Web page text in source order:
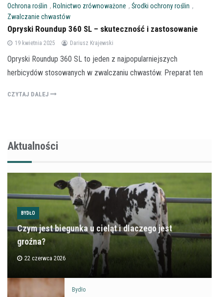
Ochrona roślin , Rolnictwo zrównoważone , Środki ochrony roślin ,
Zwalczanie chwastów
Opryski Roundup 360 SL – skuteczność i zastosowanie
19 kwietnia 2025 Dariusz Krajewski
Opryski Roundup 360 SL to jeden z najpopularniejszych
herbicydów stosowanych w zwalczaniu chwastów. Preparat ten
CZYTAJ DALEJ
Aktualności
BYDŁO
Czym jest biegunka u cieląt i dlaczego jest
groźna?
22 czerwca 2026
Bydło